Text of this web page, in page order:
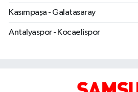
Kasımpaşa - Galatasaray
Antalyaspor - Kocaelispor